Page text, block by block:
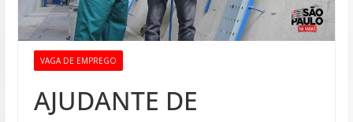
VAGA DE EMPREGO
AJUDANTE DE